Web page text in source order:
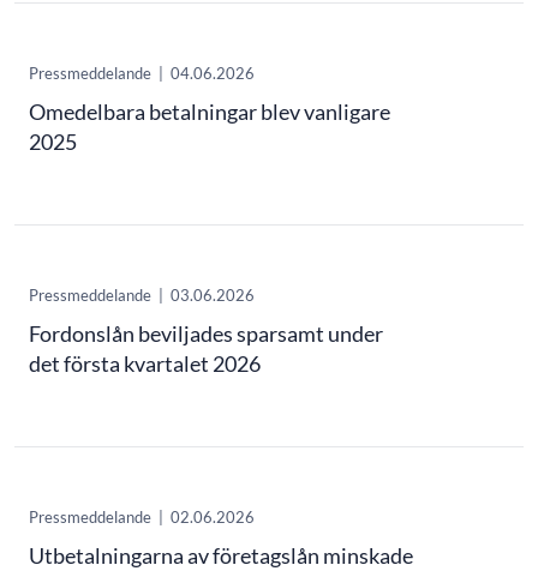
Pressmeddelande 04.06.2026
Omedelbara betalningar blev vanligare
2025
Pressmeddelande 03.06.2026
Fordonslån beviljades sparsamt under
det första kvartalet 2026
Pressmeddelande 02.06.2026
Utbetalningarna av företagslån minskade